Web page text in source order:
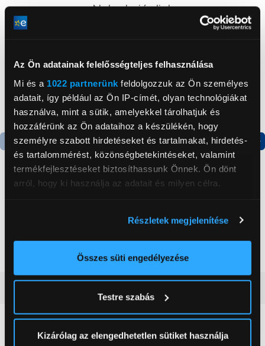
Az Ön adatainak felelősségteljes felhasználása
Mi és a 1022 partnerünk feldolgozzuk az Ön személyes
adatait, így például az Ön IP-címét, olyan technológiákat
használva, mint a sütik, amelyekkel tárolhatjuk és
hozzáférünk az Ön adataihoz a készülékén, hogy
személyre szabott hirdetéseket és tartalmakat, hirdetés-
és tartalommérést, közönségbetekintéseket, valamint
termékfejlesztéseket biztosíthassunk Önnek. Ön dönt
arról, hogy ki használja az adatait és milyen célra.
elhelyezkedéséről pár méteres pontossággal
Az Ön készülékén beazonosítása annak konkrét
módjairól és adja meg preferenciáit aRészletek
pontban. Bármikor módosíthatja vagy visszavonhatja a
Sütinyilatkozathoz való hozzájárulását.
Részletek megjelenítése
Összes süti engedélyezése
Testre szabás
Kizárólag az elengedhetetlen sütiket használja
Neked ajánljuk
Termék adatlap
199 999 Ft
Termék adatlap
kombinált hűtőszekrény
179 999 Ft
0